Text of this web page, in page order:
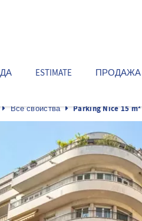
ESTIMATE ПРОДАЖА
Все свойства Parking Nice 15 m²